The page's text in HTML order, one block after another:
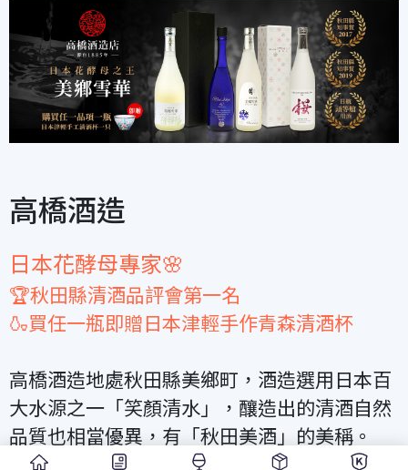
高橋酒造
日本花酵母專家🌸
🏆秋田縣清酒品評會第一名
🍶買任一瓶即贈日本津輕手作青森清酒杯
高橋酒造地處秋田縣美鄉町，酒造選用日本百
大水源之一「笑顏清水」，釀造出的清酒自然
品質也相當優異，有「秋田美酒」的美稱。